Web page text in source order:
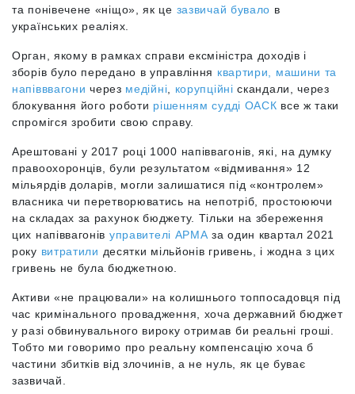
та понівечене «ніщо», як це зазвичай бувало в
українських реаліях.
Орган, якому в рамках справи ексміністра доходів і
зборів було передано в управління квартири, машини та
напівввагони через медійні корупційні скандали, через
блокування його роботи рішенням судді ОАСК все ж таки
спромігся зробити свою справу.
Арештовані у 2017 році 1000 напіввагонів, які, на думку
правоохоронців, були результатом «відмивання» 12
мільярдів доларів, могли залишатися під «контролем»
власника чи перетворюватись на непотріб, простоюючи
на складах за рахунок бюджету. Тільки на збереження
цих напіввагонів управителі АРМАза один квартал 2021
року витратили десятки мільйонів гривень, і жодна з цих
гривень не була бюджетною.
Активи «не працювали» на колишнього топпосадовця під
час кримінального провадження, хоча державний бюджет
у разі обвинувального вироку отримав би реальні гроші.
Тобто ми говоримо про реальну компенсацію хоча б
частини збитків від злочинів, а не нуль, як це буває
зазвичай.